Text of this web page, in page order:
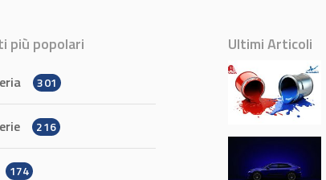
più popolari
301
216
174
Ultimi Articoli